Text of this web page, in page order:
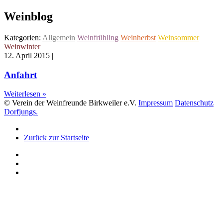
Weinblog
Kategorien: Allgemein Weinfrühling Weinherbst Weinsommer
Weinwinter
12. April 2015 |
Anfahrt
Weiterlesen »
© Verein der Weinfreunde Birkweiler e.V. Impressum Datenschutz
Dorfjungs.
Zurück zur Startseite